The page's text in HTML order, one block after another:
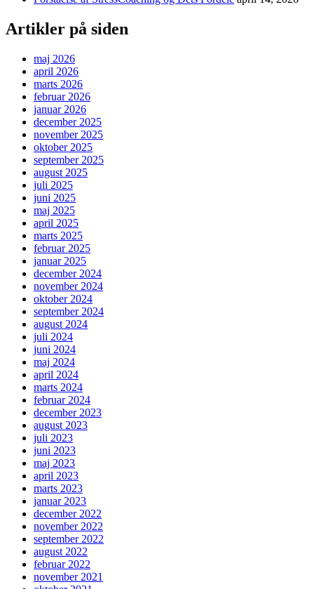
Artikler på siden
maj 2026
april 2026
marts 2026
februar 2026
januar 2026
december 2025
november 2025
oktober 2025
september 2025
august 2025
juli 2025
juni 2025
maj 2025
april 2025
marts 2025
februar 2025
januar 2025
december 2024
november 2024
oktober 2024
september 2024
august 2024
juli 2024
juni 2024
maj 2024
april 2024
marts 2024
februar 2024
december 2023
august 2023
juli 2023
juni 2023
maj 2023
april 2023
marts 2023
januar 2023
december 2022
november 2022
september 2022
august 2022
februar 2022
november 2021